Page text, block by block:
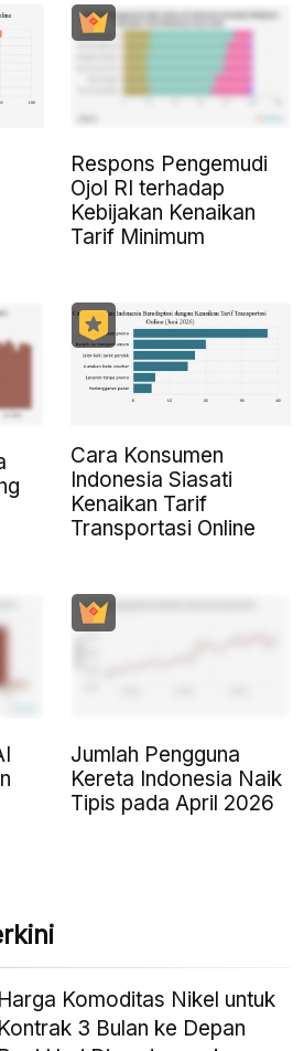
Respons Pengemudi
Ojol RI terhadap
Kebijakan Kenaikan
Tarif Minimum
Cara Konsumen
Indonesia Siasati
Kenaikan Tarif
Transportasi Online
Jumlah Pengguna
Kereta Indonesia Naik
Tipis pada April 2026
Harga Komoditas Nikel untuk
Kontrak 3 Bulan ke Depan